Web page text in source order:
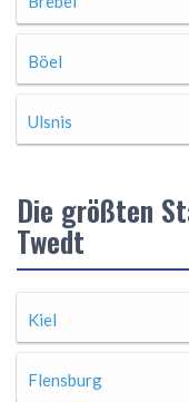
Böel
Ulsnis
Die größten
Twedt
Kiel
Flensburg